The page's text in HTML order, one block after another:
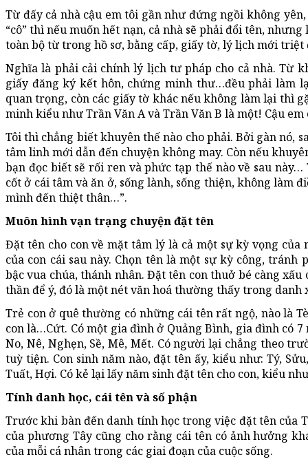
Từ đấy cả nhà cậu em tôi gần như đứng ngồi không
“cô” thì nếu muốn hết nạn, cả nhà sẽ phải đổi tên,
toàn bộ từ trong hồ sơ, bằng cấp, giấy tờ, lý lịch mới triệt
Nghĩa là phải cải chính lý lịch tư pháp cho cả nhà. Từ
giấy đăng ký kết hôn, chứng minh thư…đều phải làm
quan trọng, còn các giấy tờ khác nếu không làm lại thì
minh kiểu như Trần Văn A và Trần Văn B là một! Cậu em
Tôi thì chẳng biết khuyên thế nào cho phải. Bởi gàn nó,
tâm linh mới dẫn đến chuyện không may. Còn nếu
bạn đọc biết sẽ rối ren và phức tạp thế nào về sau
cốt ở cái tâm và ăn ở, sống lành, sống thiện, không làm
mình đến thiệt thân…”.
Muôn hình vạn trạng chuyện đặt tên
Đặt tên cho con về mặt tâm lý là cả một sự kỳ vọng
của con cái sau này. Chọn tên là một sự kỳ công,
bậc vua chúa, thánh nhân. Đặt tên con thuở bé càng
thần để ý, đó là một nét văn hoá thường thấy trong danh
Trẻ con ở quê thường có những cái tên rất ngộ, nào là
con là…Cứt. Có một gia đình ở Quảng Bình, gia đình có
No, Nê, Nghẹn, Sề, Mê, Mết. Có người lại chẳng theo
tuỳ tiện. Con sinh năm nào, đặt tên ấy, kiểu như: Tý,
Tuất, Hợi. Có kẻ lại lấy năm sinh đặt tên cho con, kiểu
Tính danh học, cái tên và số phận
Trước khi bàn đến danh tính học trong việc đặt tên của
của phương Tây cũng cho rằng cái tên có ảnh hưởng
của mỗi cá nhân trong các giai đoạn của cuộc sống.